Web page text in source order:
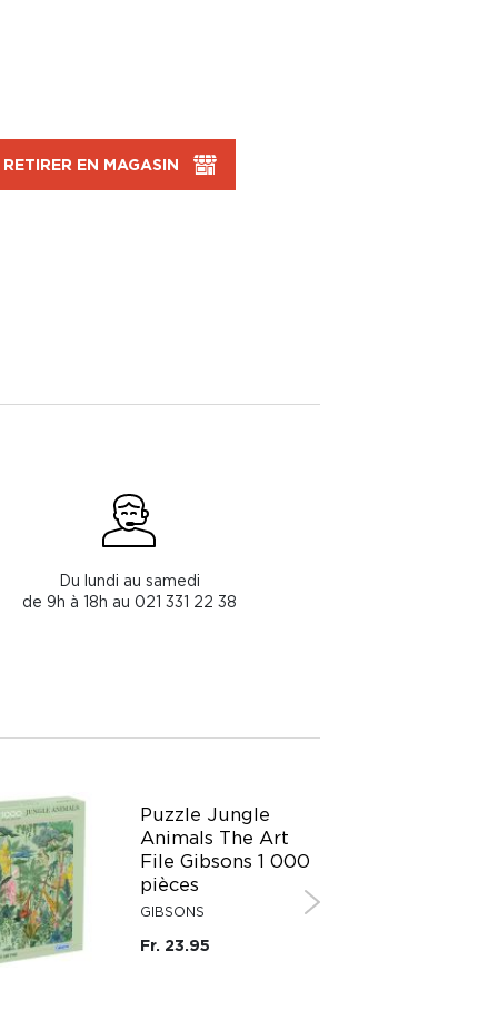
RETIRER EN MAGASIN
Du lundi au samedi
de 9h à 18h au 021 331 22 38
Puzzle Jungle
Animals The Art
File Gibsons 1 000
pièces
GIBSONS
Fr. 23.95